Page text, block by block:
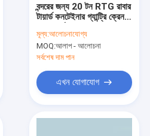
বন্দরের জন্য 20 টন RTG রাবার
টায়ার্ড কনটেইনার গ্যান্ট্রি ক্রেন
মূল্য:আলোচনাযোগ্য
MOQ:আলাপ - আলোচনা
সর্বশেষ দাম পান
এখন যোগাযোগ